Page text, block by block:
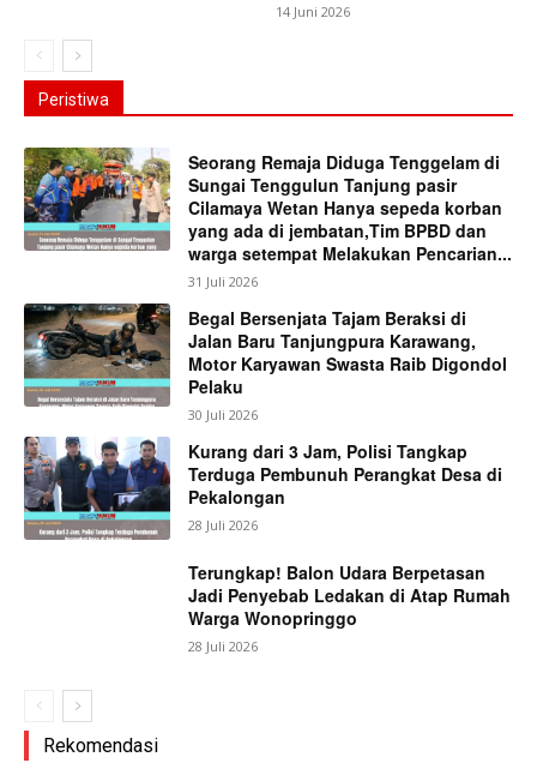
14 Juni 2026
Peristiwa
Seorang Remaja Diduga Tenggelam di
Sungai Tenggulun Tanjung pasir
Cilamaya Wetan Hanya sepeda korban
yang ada di jembatan,Tim BPBD dan
warga setempat Melakukan Pencarian...
31 Juli 2026
Begal Bersenjata Tajam Beraksi di
Jalan Baru Tanjungpura Karawang,
Motor Karyawan Swasta Raib Digondol
Pelaku
30 Juli 2026
Kurang dari 3 Jam, Polisi Tangkap
Terduga Pembunuh Perangkat Desa di
Pekalongan
28 Juli 2026
Terungkap! Balon Udara Berpetasan
Jadi Penyebab Ledakan di Atap Rumah
Warga Wonopringgo
28 Juli 2026
Rekomendasi